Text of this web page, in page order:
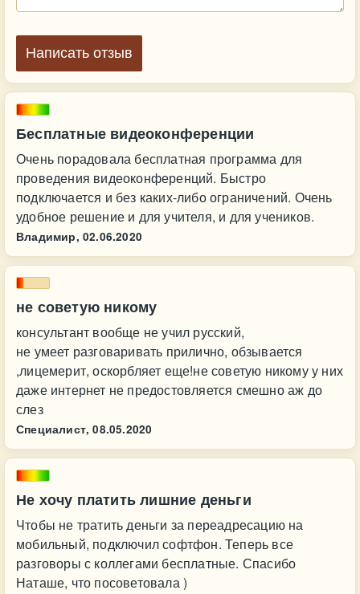
Бесплатные видеоконференции
Очень порадовала бесплатная программа для
проведения видеоконференций. Быстро
подключается и без каких-либо ограничений. Очень
удобное решение и для учителя, и для учеников.
Владимир, 02.06.2020
не советую никому
консультант вообще не учил русский,
не умеет разговаривать прилично, обзывается
,лицемерит, оскорбляет еще!не советую никому у них
даже интернет не предостовляется смешно аж до
слез
Специалист, 08.05.2020
Не хочу платить лишние деньги
Чтобы не тратить деньги за переадресацию на
мобильный, подключил софтфон. Теперь все
разговоры с коллегами бесплатные. Спасибо
Наташе, что посоветовала )
Написать отзыв